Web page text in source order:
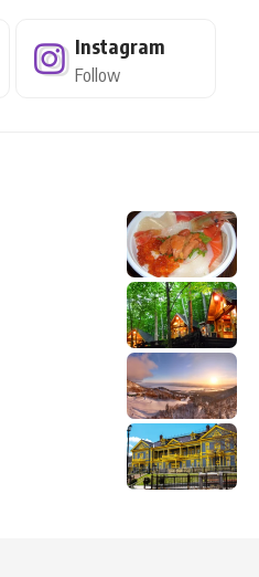
Instagram
Follow